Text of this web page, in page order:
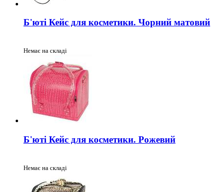
Б'юті Кейс для косметики. Чорний матовий
Немає на складі
Б'юті Кейс для косметики. Рожевий
Немає на складі